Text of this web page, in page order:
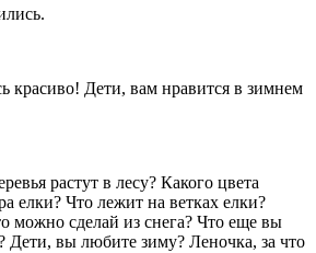
красиво! Дети, вам нравится в зимнем
растут в лесу? Какого цвета
елки? Что лежит на ветках елки?
можно сделай из снега? Что еще вы
Дети, вы любите зиму? Леночка, за что